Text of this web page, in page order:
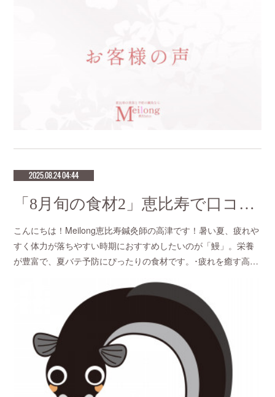
2025.08.24 04:44
「8月旬の食材2」恵比寿で口コミNo 1美容鍼灸ならmeilong
こんにちは！Meilong恵比寿鍼灸師の高津です！暑い夏、疲れや
すく体力が落ちやすい時期におすすめしたいのが「鰻」。栄養
が豊富で、夏バテ予防にぴったりの食材です。･疲れを癒す高…